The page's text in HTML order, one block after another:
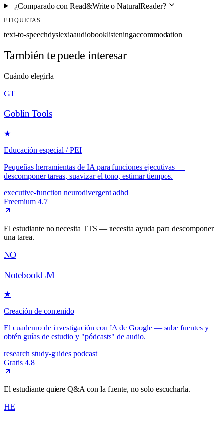
¿Comparado con Read&Write o NaturalReader?
ETIQUETAS
text-to-speechdyslexiaaudiobooklisteningaccommodation
También te puede interesar
Cuándo elegirla
GT
Goblin Tools
★
Educación especial / PEI
Pequeñas herramientas de IA para funciones ejecutivas —
descomponer tareas, suavizar el tono, estimar tiempos.
executive-function neurodivergent adhd
Freemium 4.7
El estudiante no necesita TTS — necesita ayuda para descomponer
una tarea.
NO
NotebookLM
★
Creación de contenido
El cuaderno de investigación con IA de Google — sube fuentes y
obtén guías de estudio y "pódcasts" de audio.
research study-guides podcast
Gratis 4.8
El estudiante quiere Q&A con la fuente, no solo escucharla.
HE